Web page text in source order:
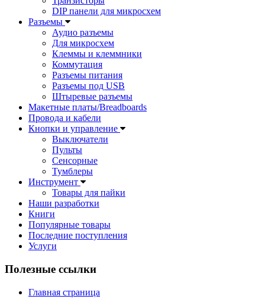
DIP панели для микросхем
Разъемы
Аудио разъемы
Для микросхем
Клеммы и клеммники
Коммутация
Разъемы питания
Разъемы под USB
Штыревые разъемы
Макетные платы/Breadboards
Провода и кабели
Кнопки и управление
Выключатели
Пульты
Сенсорные
Тумблеры
Инструмент
Товары для пайки
Наши разработки
Книги
Популярные товары
Последние поступления
Услуги
Полезные ссылки
Главная страница